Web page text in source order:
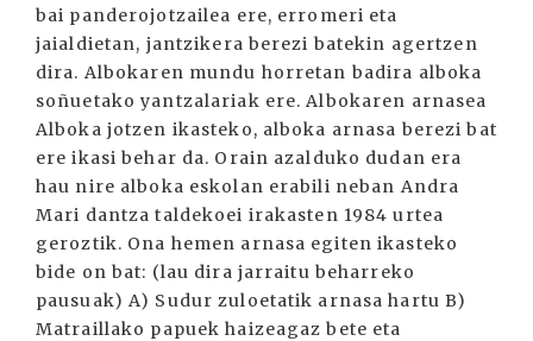
bai panderojotzailea ere, erromeri eta
jaialdietan, jantzikera berezi batekin agertzen
dira. Albokaren mundu horretan badira alboka
soñuetako yantzalariak ere. Albokaren arnasea
Alboka jotzen ikasteko, alboka arnasa berezi bat
ere ikasi behar da. Orain azalduko dudan era
hau nire alboka eskolan erabili neban Andra
Mari dantza taldekoei irakasten 1984 urtea
geroztik. Ona hemen arnasa egiten ikasteko
bide on bat: (lau dira jarraitu beharreko
pausuak) A) Sudur zuloetatik arnasa hartu B)
Matraillako papuek haizeagaz bete eta